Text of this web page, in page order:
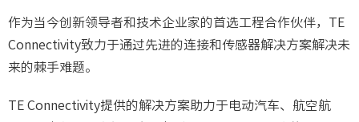
作为当今创新领导者和技术企业家的首选工程合作伙伴，TE
Connectivity致力于通过先进的连接和传感器解决方案解决未
来的棘手难题。
TE Connectivity提供的解决方案助力于电动汽车、航空航